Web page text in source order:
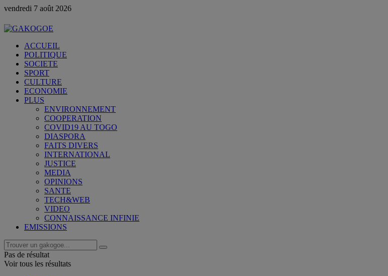
vendredi 7 août 2026
ACCUEIL
POLITIQUE
SOCIETE
SPORT
CULTURE
ECONOMIE
PLUS
ENVIRONNEMENT
COOPERATION
COVID19 AU TOGO
DIASPORA
FAITS DIVERS
INTERNATIONAL
JUSTICE
MEDIA
OPINIONS
SANTE
TECH&WEB
VIDEO
CONNAISSANCE INFINIE
EMISSIONS
Pas de résultat
Voir tous les résultats